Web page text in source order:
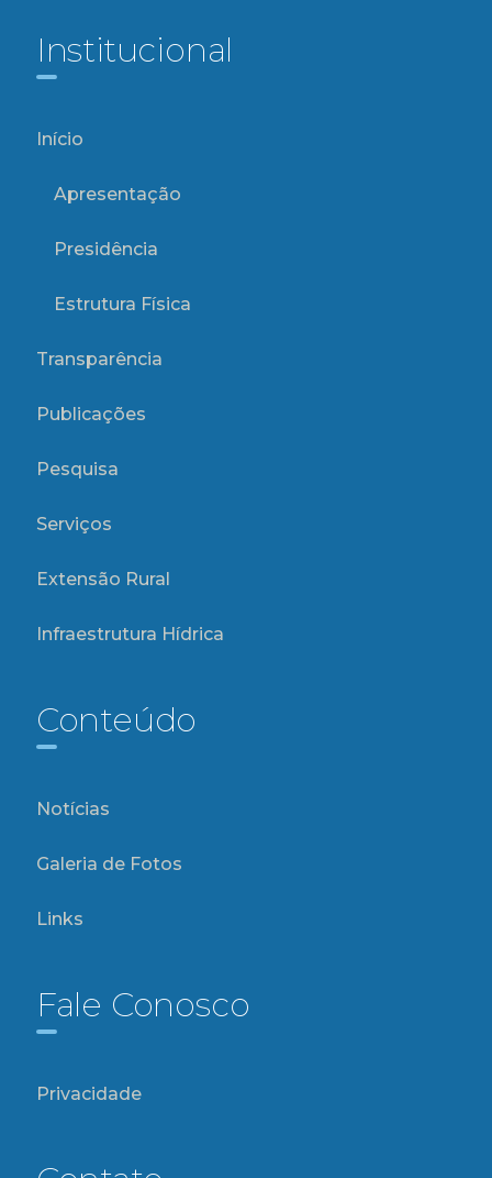
Institucional
Início
Apresentação
Presidência
Estrutura Física
Transparência
Publicações
Pesquisa
Serviços
Extensão Rural
Infraestrutura Hídrica
Conteúdo
Notícias
Galeria de Fotos
Links
Fale Conosco
Privacidade